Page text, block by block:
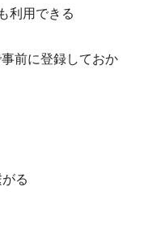
利用できる
事前に登録しておか
る